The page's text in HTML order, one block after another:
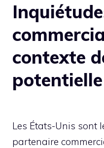
contexte
Les États-Unis sont
partenaire